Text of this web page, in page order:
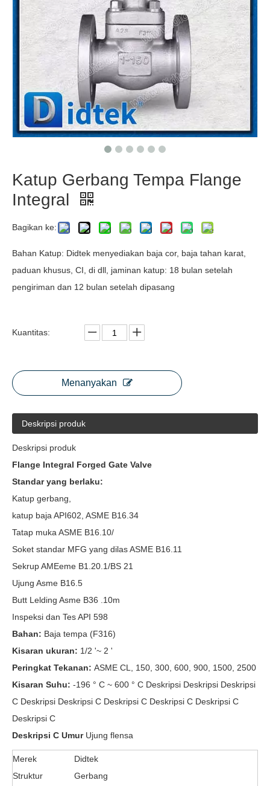
Katup Gerbang Tempa Flange
Integral
Bagikan ke:
Bahan Katup: Didtek menyediakan baja cor, baja tahan karat,
paduan khusus, CI, di dll, jaminan katup: 18 bulan setelah
pengiriman dan 12 bulan setelah dipasang
Kuantitas:
Menanyakan
Deskripsi produk
Deskripsi produk
Flange Integral Forged Gate Valve
Standar yang berlaku:
Katup gerbang,
katup baja API602, ASME B16.34
Tatap muka ASME B16.10/
Soket standar MFG yang dilas ASME B16.11
Sekrup AMEeme B1.20.1/BS 21
Ujung Asme B16.5
Butt Lelding Asme B36 .10m
Inspeksi dan Tes API 598
Bahan: Baja tempa (F316)
Kisaran ukuran: 1/2 '~ 2 '
Peringkat Tekanan: ASME CL, 150, 300, 600, 900, 1500, 2500
Kisaran Suhu: -196 ° C ~ 600 ° C Deskripsi Deskripsi Deskripsi
C Deskripsi Deskripsi C Deskripsi C Deskripsi C Deskripsi C
Deskripsi C
Deskripsi C Umur Ujung flensa
Merek
Didtek
Struktur
Gerbang